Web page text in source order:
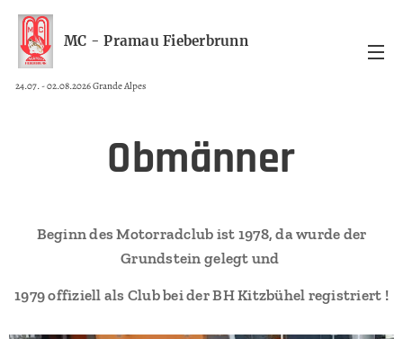
MC - Pramau Fieberbrunn
24.07. - 02.08.2026 Grande Alpes
Obmänner
Beginn des Motorradclub ist 1978, da wurde der
Grundstein gelegt und
1979 offiziell als Club bei der BH Kitzbühel registriert !